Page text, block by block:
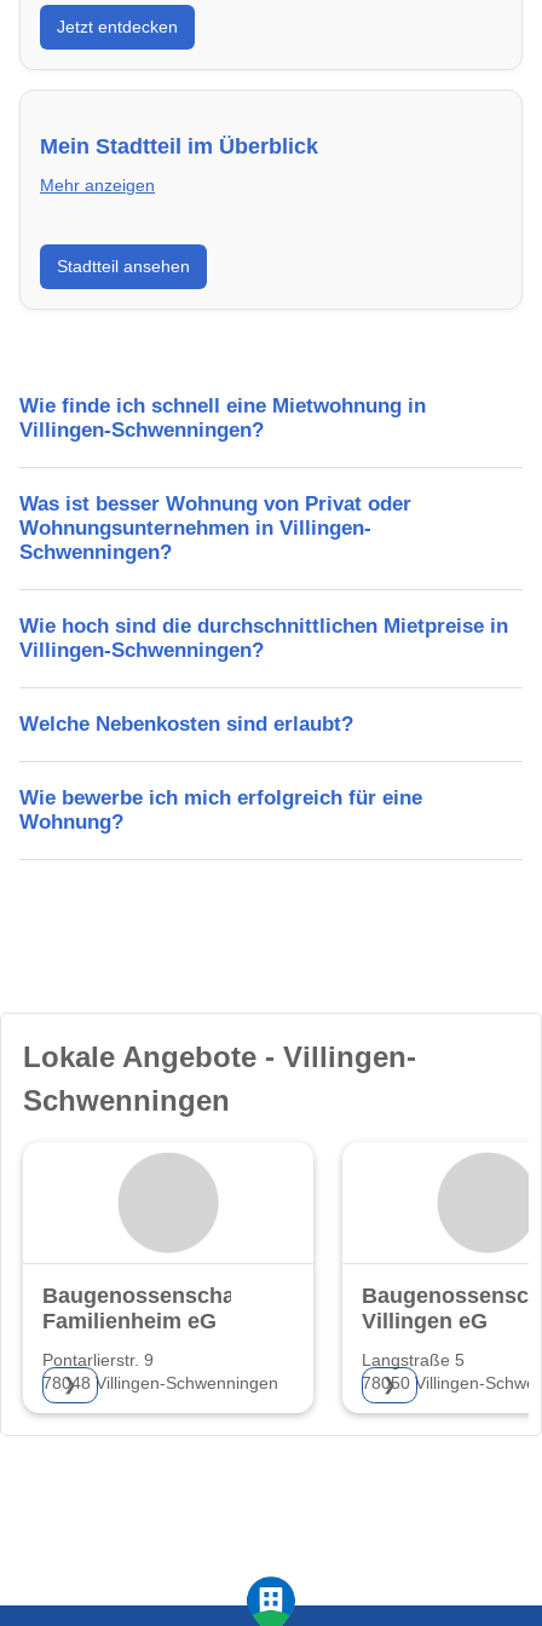
– modern, energieeffizient und sofort bezugsfertig.
Jetzt entdecken
Mein Stadtteil im Überblick
Mehr anzeigen
Erfahre mehr über deinen Stadtteil in Villingen-
Schwenningen: Lebensqualität, Verkehrsanbindung,
Stadtteil ansehen
Wie finde ich schnell eine Mietwohnung in
Villingen-Schwenningen?
Was ist besser Wohnung von Privat oder
Wohnungsunternehmen in Villingen-
Schwenningen?
Wie hoch sind die durchschnittlichen Mietpreise in
Villingen-Schwenningen?
Welche Nebenkosten sind erlaubt?
Wie bewerbe ich mich erfolgreich für eine
Wohnung?
Lokale Angebote - Villingen-
Schwenningen
Baugenossenschaft
Familienheim eG
Pontarlierstr. 9
78048 Villingen-Schwenningen
❯
Villingen eG
Langstraße 5
78050 Villingen-
❯